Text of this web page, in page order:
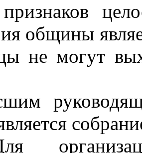
общины
не могут